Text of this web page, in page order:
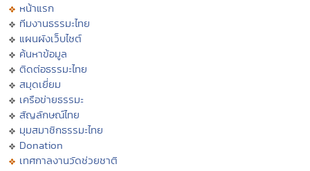
หน้าแรก
ทีมงานธรรมะไทย
แผนผังเว็บไซต์
ค้นหาข้อมูล
ติดต่อธรรมะไทย
สมุดเยี่ยม
เครือข่ายธรรมะ
สัญลักษณ์ไทย
มุมสมาชิกธรรมะไทย
Donation
เทศกาลงานวัดช่วยชาติ